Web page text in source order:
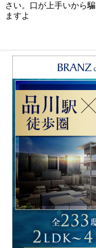
さい。口が上手いから
ますよ